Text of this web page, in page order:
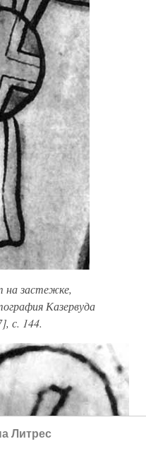
на застежке,
Казервуда
с. 144.
Литрес